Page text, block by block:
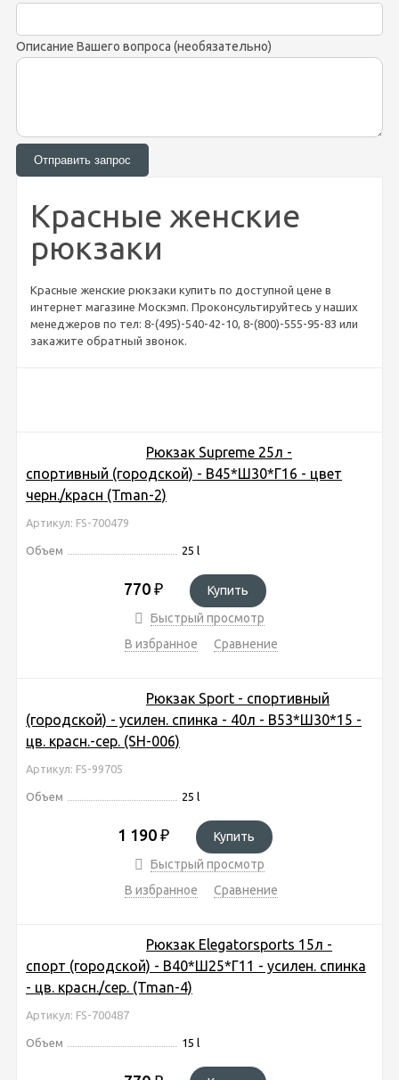
Описание Вашего вопроса (необязательно)
Красные женские
рюкзаки
Красные женские рюкзаки купить по доступной цене в
интернет магазине Москэмп. Проконсультируйтесь у наших
менеджеров по тел: 8-(495)-540-42-10, 8-(800)-555-95-83 или
закажите обратный звонок.
Рюкзак Supreme 25л -
спортивный (городской) - В45*Ш30*Г16 - цвет
черн./красн (Tman-2)
Артикул: FS-700479
Объем 25 l
770 ₽
Купить
Быстрый просмотр
В избранное
Сравнение
Рюкзак Sport - спортивный
(городской) - усилен. спинка - 40л - В53*Ш30*15 -
цв. красн.-сер. (SH-006)
Артикул: FS-99705
Объем 25 l
1 190 ₽
Купить
Быстрый просмотр
В избранное
Сравнение
Рюкзак Elegatorsports 15л -
спорт (городской) - В40*Ш25*Г11 - усилен. спинка
- цв. красн./сер. (Tman-4)
Артикул: FS-700487
Объем 15 l